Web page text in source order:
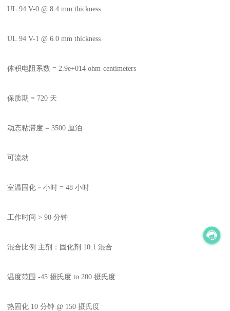
UL 94 V-0 @ 8.4 mm thickness
UL 94 V-1 @ 6.0 mm thickness
体积电阻系数 = 2.9e+014 ohm-centimeters
保质期 = 720 天
动态粘滞度 = 3500 厘泊
可流动
室温固化－小时 = 48 小时
工作时间 > 90 分钟
混合比例 主剂：固化剂 10:1 混合
温度范围 -45 摄氏度 to 200 摄氏度
热固化 10 分钟 @ 150 摄氏度